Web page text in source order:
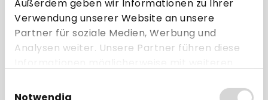
Außerdem geben wir Informationen zu Ihrer
Verwendung unserer Website an unsere
Partner für soziale Medien, Werbung und
Analysen weiter. Unsere Partner führen diese
haben oder die sie im Rahmen Ihrer Nutzung
geneigtem Schwenkarm
194,95 € * pro Stück
Direkt zum Artikel